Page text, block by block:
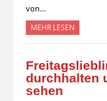
von…
MEHR LESEN
durchhalten
sehen